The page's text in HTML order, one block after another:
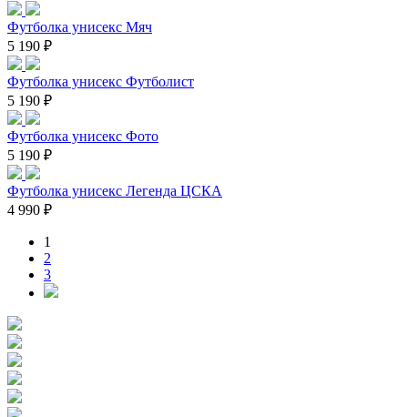
Футболка унисекс Мяч
5 190 ₽
Футболка унисекс Футболист
5 190 ₽
Футболка унисекс Фото
5 190 ₽
Футболка унисекс Легенда ЦСКА
4 990 ₽
1
2
3